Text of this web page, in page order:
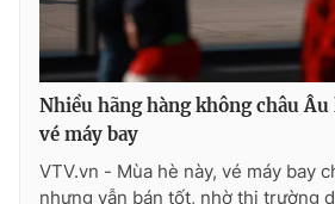
VTV4 Vươn
VTV9
Liên hệ tòa soạn English
Nhiều hãng hàng không châu
vé máy bay
VTV.vn - Mùa hè này, vé máy bay
nhưng vẫn bán tốt, nhờ thị trường